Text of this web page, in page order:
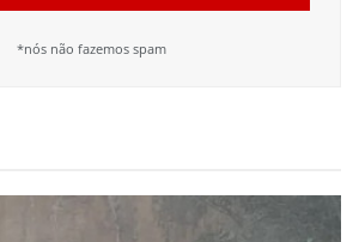
*nós não fazemos spam